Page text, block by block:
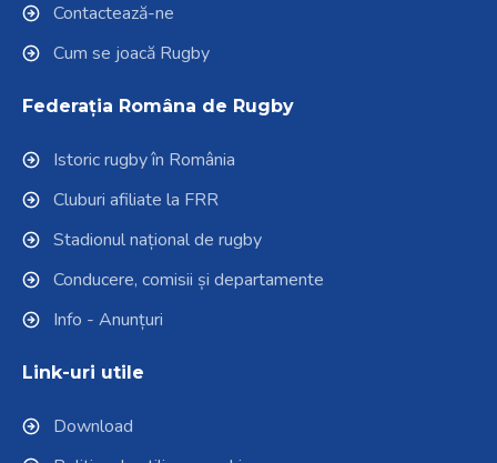
Contactează-ne
Cum se joacă Rugby
Federația Româna de Rugby
Istoric rugby în România
Cluburi afiliate la FRR
Stadionul național de rugby
Conducere, comisii și departamente
Info - Anunțuri
Link-uri utile
Download